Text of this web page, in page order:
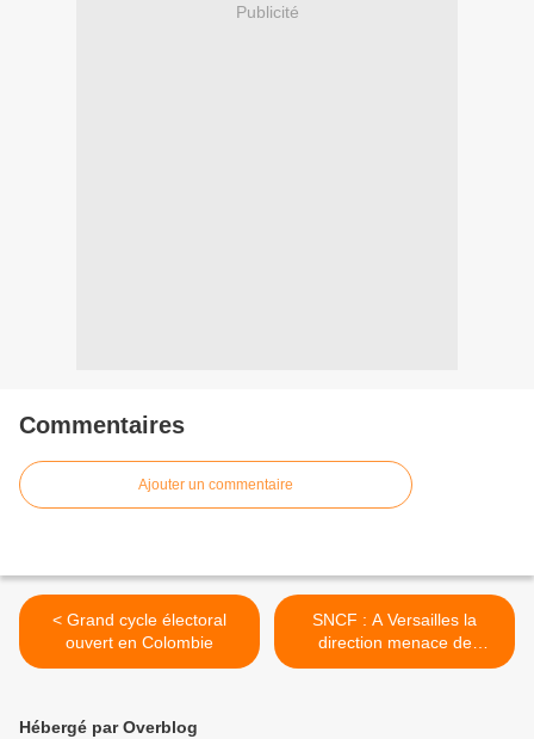
Publicité
Commentaires
Ajouter un commentaire
< Grand cycle électoral
ouvert en Colombie
SNCF : A Versailles la
direction menace de
licenciement un syndicaliste
Hébergé par Overblog